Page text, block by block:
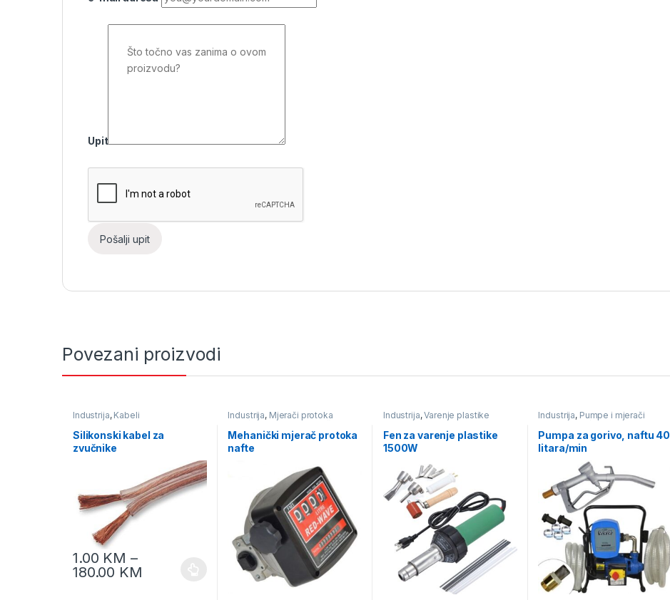
Upit
Povezani proizvodi
Industrija, Kabeli
Silikonski kabel za
zvučnike
1.00 KM –
180.00 KM
Industrija, Mjerači protoka
tekućine
Pumpe i mjerači
protika tekućine
Mehanički mjerač protoka
nafte
Industrija,Varenje plastike
Fen za varenje plastike
1500W
Industrija, Pumpe i mjerači
protika tekućine
Pumpe za
naftu
Pumpa za gorivo, naftu 40
litara/min